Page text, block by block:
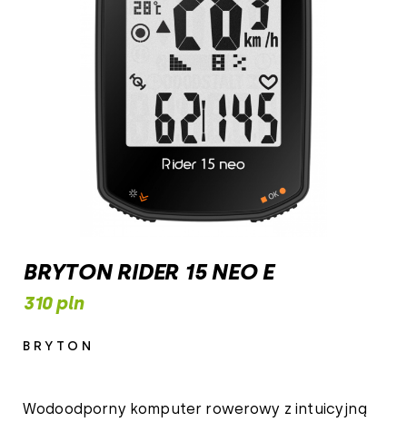
BRYTON RIDER 15 NEO E
310 pln
BRYTON
Wodoodporny komputer rowerowy z intuicyjną